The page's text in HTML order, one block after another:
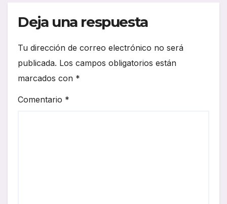
Deja una respuesta
Tu dirección de correo electrónico no será
publicada. Los campos obligatorios están
marcados con *
Comentario *